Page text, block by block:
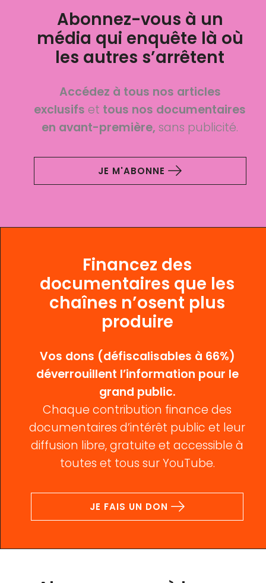
Abonnez-vous à un
média qui enquête là où
les autres s’arrêtent
Accédez à tous nos articles
exclusifs et tous nos documentaires
en avant-première,sans publicité.
JE M'ABONNE
Financez des
documentaires que les
chaînes n’osent plus
produire
Vos dons (défiscalisables à 66%)
déverrouillent l’information pour le
grand public.
Chaque contribution finance des
documentaires d’intérêt public et leur
diffusion libre, gratuite et accessible à
toutes et tous sur YouTube.
JE FAIS UN DON